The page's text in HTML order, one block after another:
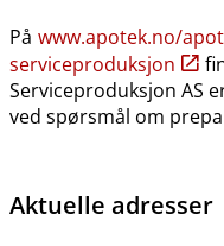
På www.apotek.no​/​
serviceproduksjon
Serviceproduksjon AS
ved spørsmål om
Aktuelle adresser